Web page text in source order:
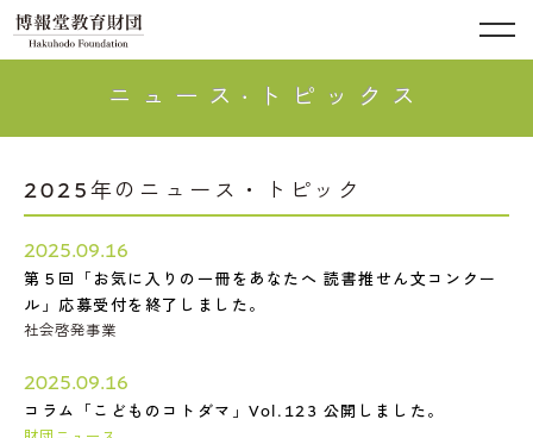
ニュース·トピックス
2025年のニュース・トピック
2025.09.16
第５回「お気に入りの一冊をあなたへ 読書推せん文コンクー
ル」応募受付を終了しました。
社会啓発事業
2025.09.16
コラム「こどものコトダマ」Vol.123 公開しました。